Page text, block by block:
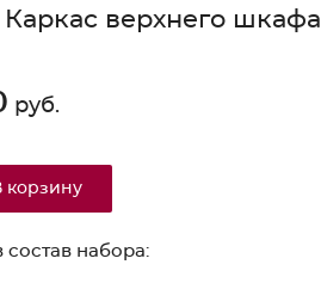
верхнего шкафа
руб.
корзину
состав набора: